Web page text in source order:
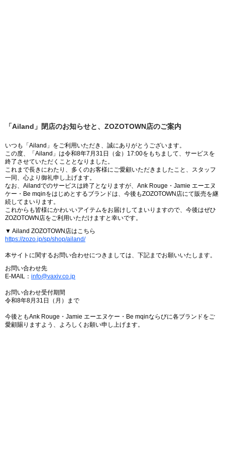
「Ailand」閉店のお知らせと、ZOZOTOWN店のご案内
いつも「Ailand」をご利用いただき、誠にありがとうございます。
この度、「Ailand」は令和8年7月31日（金）17:00をもちまして、サービスを
終了させていただくこととなりました。
これまで長きにわたり、多くのお客様にご愛顧いただきましたこと、スタッフ
一同、心より御礼申し上げます。
なお、Ailandでのサービスは終了となりますが、Ank Rouge・Jamie エーエヌ
ケー・Be mqinをはじめとするブランドは、今後もZOZOTOWN店にて販売を継
続してまいります。
これからも皆様にかわいいアイテムをお届けしてまいりますので、今後はぜひ
ZOZOTOWN店をご利用いただけますと幸いです。
▼ Ailand ZOZOTOWN店はこちら
https://zozo.jp/sp/shop/ailand/
本サイトに関するお問い合わせにつきましては、下記までお願いいたします。
お問い合わせ先
E-MAIL： info@vaxiv.co.jp
お問い合わせ受付期間
令和8年8月31日（月）まで
今後ともAnk Rouge・Jamie エーエヌケー・Be mqinならびに各ブランドをご
愛顧賜りますよう、よろしくお願い申し上げます。